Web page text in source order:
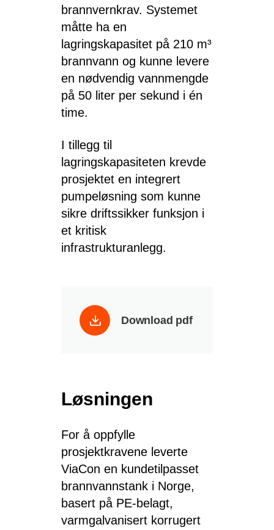
brannvernkrav. Systemet
måtte ha en
lagringskapasitet på 210 m³
brannvann og kunne levere
en nødvendig vannmengde
på 50 liter per sekund i én
time.
I tillegg til
lagringskapasiteten krevde
prosjektet en integrert
pumpeløsning som kunne
sikre driftssikker funksjon i
et kritisk
infrastrukturanlegg.
Download pdf
Løsningen
For å oppfylle
prosjektkravene leverte
ViaCon en kundetilpasset
brannvannstank i Norge,
basert på PE-belagt,
varmgalvanisert korrugert